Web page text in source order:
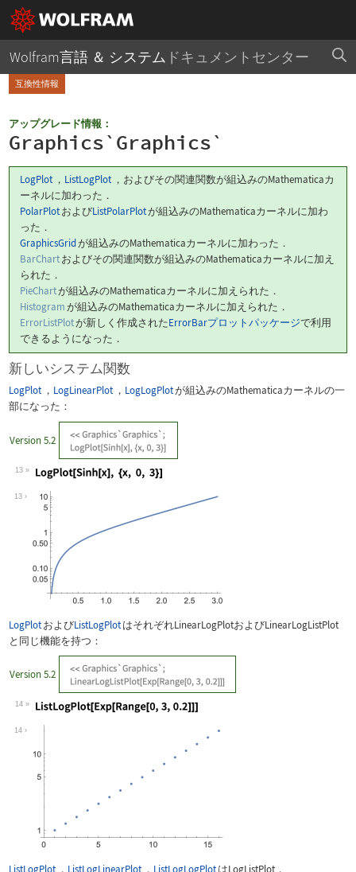
Wolfram言語 ＆ システム ドキュメントセンター
互換性情報
アップグレード情報：
Graphics`Graphics`
LogPlot ， ListLogPlot ，およびその関連関数が組込みのMathematicaカ
ーネルに加わった．
PolarPlotおよびListPolarPlotが組込みのMathematicaカーネルに加わ
った．
GraphicsGridが組込みのMathematicaカーネルに加わった．
BarChartおよびその関連関数が組込みのMathematicaカーネルに加え
られた．
PieChartが組込みのMathematicaカーネルに加えられた．
Histogramが組込みのMathematicaカーネルに加えられた．
ErrorListPlotが新しく作成されたErrorBarプロットパッケージで利用
できるようになった．
新しいシステム関数
LogPlot ， LogLinearPlot ， LogLogPlotが組込みのMathematicaカーネルの一
部になった：
Version 5.2
13
Wolfram Language code: LogPlot[Sinh[x], {x, 0, 3}]
13
LogPlotおよびListLogPlotはそれぞれLinearLogPlotおよびLinearLogListPlot
と同じ機能を持つ：
Version 5.2
14
Wolfram Language code: ListLogPlot[Exp[Range[0, 3, 0.2]]]
14